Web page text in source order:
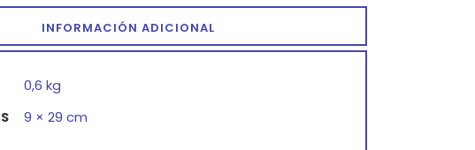
INFORMACIÓN ADICIONAL
0,6 kg
9 × 29 cm